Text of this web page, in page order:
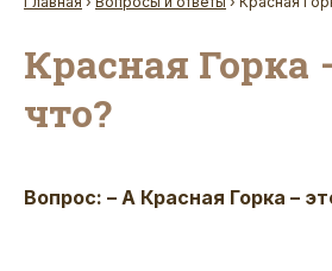
Красная Горка
что?
Вопрос: – А Красная Горка –